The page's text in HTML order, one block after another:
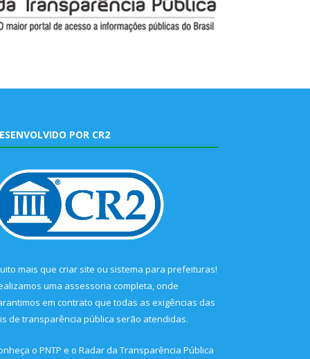
POR CR2
mais que criar site ou sistema para prefeituras!
uma assessoria completa, onde
em contrato que todas as exigências das
de transparência pública serão atendidas.
o PNTP e o Radar da Transparência Pública